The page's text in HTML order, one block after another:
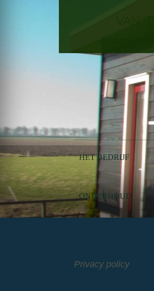
HET BEDRIJF
ONDERHOUD
Privacy policy